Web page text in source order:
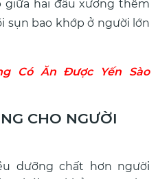
giữa hai đầu xương thêm
sụn bao khớp ở người lớn
Có Ăn Được Yến Sào
CHO NGƯỜI
dưỡng chất hơn người